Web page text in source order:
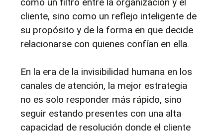
cliente, sino como un reflejo inteligente de
su propósito y de la forma en que decide
relacionarse con quienes confían en ella.
En la era de la invisibilidad humana en los
canales de atención, la mejor estrategia
no es solo responder más rápido, sino
seguir estando presentes con una alta
capacidad de resolución donde el cliente